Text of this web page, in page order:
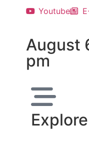
Youtube
August
pm
Explore